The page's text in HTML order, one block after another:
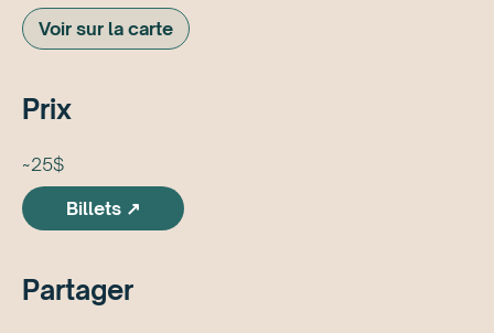
Voir sur la carte
Prix
~25$
Billets ↗
Partager